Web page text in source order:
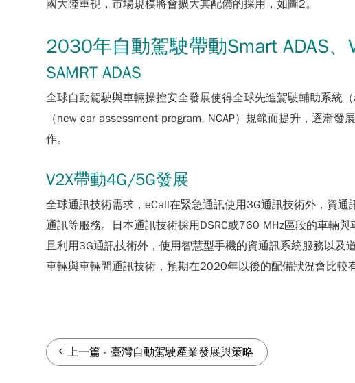
國大陸重視，市場規模將會擴大其配備的採用，如圖2。
2030年自動駕駛帶動Smart ADAS
SAMRT ADAS
全球自動駕駛與車輛操控安全發展使得全球先進駕駛輔助系統
（new car assessment program, NCAP）規範而提升，逐漸
作。
V2X帶動4G/5G發展
全球通訊技術需求，eCall在緊急通訊使用3G通訊技術外，資
通訊等服務。日本通訊技術採用DSRC或760 MHz區段的車輛
且利用3G通訊技術外，使用智慧型手機的資通訊系統服務以
車輛與車輛間通訊技術，預期在2020年以後的配備狀況會比較
上一篇 -臺灣自動駕駛產業發展與策略